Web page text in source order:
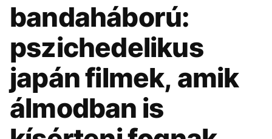
UTAZÁS
ÉLETMÓD DESIGN
BESZÉLGETÉSEK ARCOK
VIDEÓ TÖRTÉNETEK
GASZTRO
bandaháború:
pszichedelikus
japán filmek, amik
álmodban is